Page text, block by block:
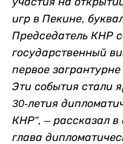
игр в Пекине,
Председатель КНР
государственный
первое
Эти события стали
30-летия
КНР”, – рассказал
глава